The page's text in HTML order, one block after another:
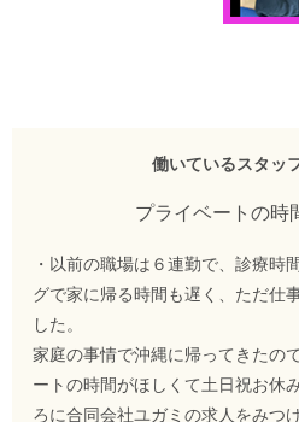
働いているスタッ
プライベートの時
・以前の職場は６連勤で、診療時
グで家に帰る時間も遅く、ただ仕
した。
家庭の事情で沖縄に帰ってきたの
ートの時間がほしくて土日祝お休
ろに合同会社ユガミの求人をみつ